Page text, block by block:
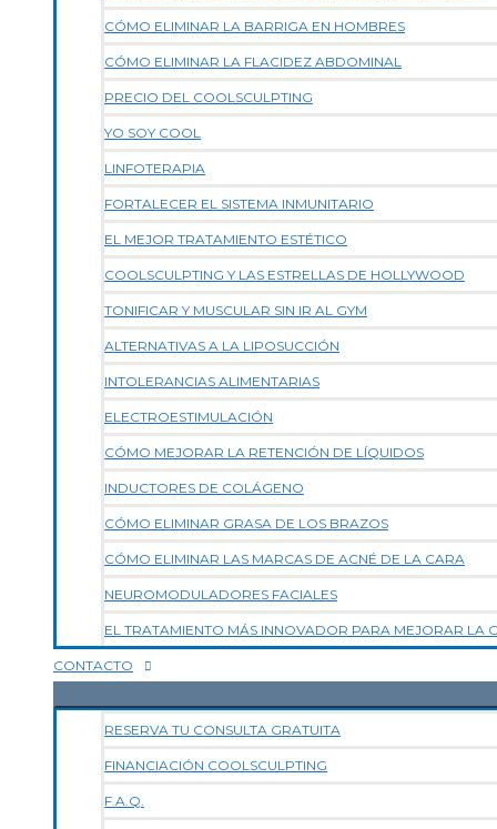
CÓMO ELIMINAR LA BARRIGA EN HOMBRES
CÓMO ELIMINAR LA FLACIDEZ ABDOMINAL
PRECIO DEL COOLSCULPTING
YO SOY COOL
LINFOTERAPIA
FORTALECER EL SISTEMA INMUNITARIO
EL MEJOR TRATAMIENTO ESTÉTICO
COOLSCULPTING Y LAS ESTRELLAS DE HOLLYWOOD
TONIFICAR Y MUSCULAR SIN IR AL GYM
ALTERNATIVAS A LA LIPOSUCCIÓN
INTOLERANCIAS ALIMENTARIAS
ELECTROESTIMULACIÓN
CÓMO MEJORAR LA RETENCIÓN DE LÍQUIDOS
INDUCTORES DE COLÁGENO
CÓMO ELIMINAR GRASA DE LOS BRAZOS
CÓMO ELIMINAR LAS MARCAS DE ACNÉ DE LA CARA
NEUROMODULADORES FACIALES
EL TRATAMIENTO MÁS INNOVADOR PARA MEJORAR LA
CONTACTO
RESERVA TU CONSULTA GRATUITA
FINANCIACIÓN COOLSCULPTING
F.A.Q.